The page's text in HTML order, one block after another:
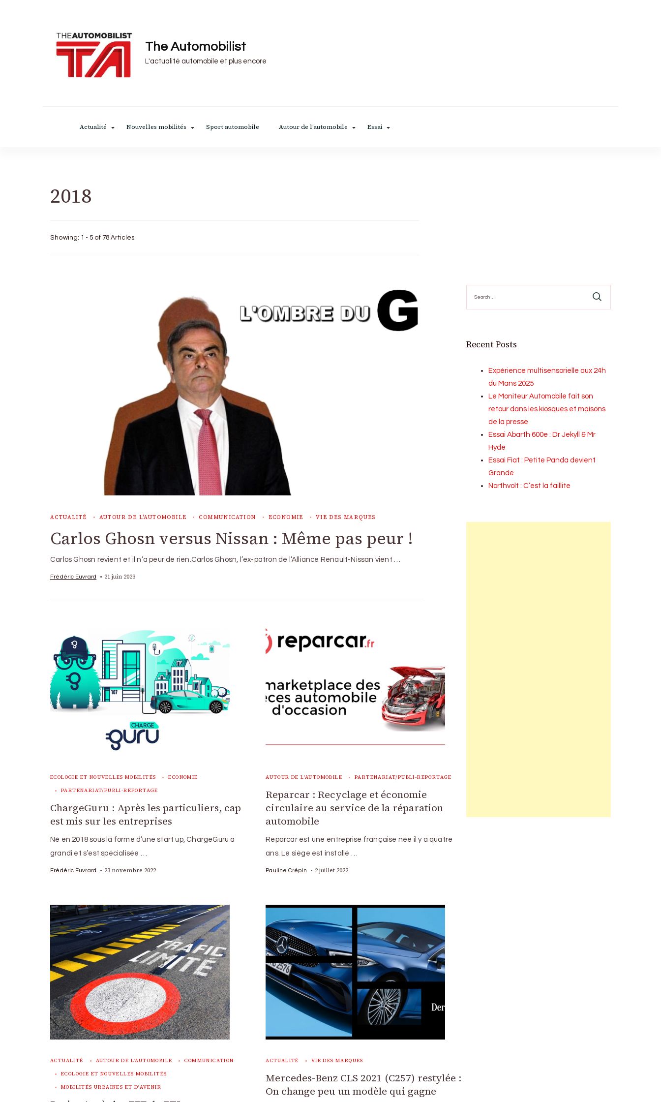
The Automobilist
L'actualité automobile et plus encore
Actualité Nouvelles mobilités Sport automobile Autour de l’automobile Essai
2018
Showing: 1 - 5 of 78 Articles
ACTUALITÉ AUTOUR DE L'AUTOMOBILE COMMUNICATION ECONOMIE VIE DES MARQUES
Carlos Ghosn versus Nissan : Même pas peur !
Carlos Ghosn revient et il n’a peur de rien.Carlos Ghosn, l’ex-patron de l’Alliance Renault-Nissan vient …
Frédéric Euvrard 21 juin 2023
ECOLOGIE ET NOUVELLES MOBILITÉS ECONOMIE
PARTENARIAT/PUBLI-REPORTAGE
ChargeGuru : Après les particuliers, cap
est mis sur les entreprises
Né en 2018 sous la forme d’une start up, ChargeGuru a
grandi et s’est spécialisée …
Frédéric Euvrard 23 novembre 2022
AUTOUR DE L'AUTOMOBILE PARTENARIAT/PUBLI-REPORTAGE
Reparcar : Recyclage et économie
circulaire au service de la réparation
automobile
Reparcar est une entreprise française née il y a quatre
ans. Le siège est installé …
Pauline Crépin 2 juillet 2022
ACTUALITÉ AUTOUR DE L'AUTOMOBILE COMMUNICATION
ECOLOGIE ET NOUVELLES MOBILITÉS
MOBILITÉS URBAINES ET D'AVENIR
ACTUALITÉ VIE DES MARQUES
Mercedes-Benz CLS 2021 (C257) restylée :
On change peu un modèle qui gagne
for:
Recent Posts
Expérience multisensorielle aux 24h
du Mans 2025
Le Moniteur Automobile fait son
retour dans les kiosques et maisons
de la presse
Essai Abarth 600e : Dr Jekyll & Mr
Hyde
Essai Fiat : Petite Panda devient
Grande
Northvolt : C’est la faillite